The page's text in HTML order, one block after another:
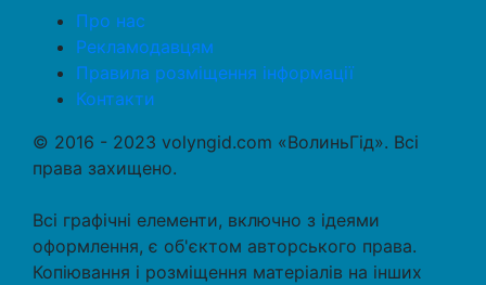
Про нас
Рекламодавцям
Правила розміщення інформації
Контакти
© 2016 - 2023 volyngid.com «ВолиньГід». Всі
права захищено.
Всі графічні елементи, включно з ідеями
оформлення, є об'єктом авторського права.
Копіювання і розміщення матеріалів на інших